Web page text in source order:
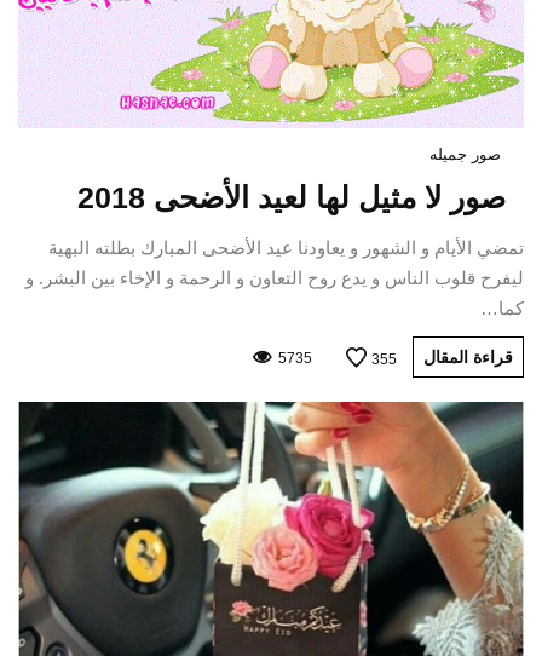
صور جميله
صور لا مثيل لها لعيد الأضحى 2018
تمضي الأيام و الشهور و يعاودنا عيد الأضحى المبارك بطلته البهية
ليفرح قلوب الناس و يدع روح التعاون و الرحمة و الإخاء بين البشر. و
كما…
قراءة المقال 355
5735